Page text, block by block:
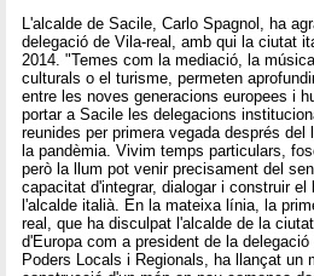
L'alcalde de Sacile, Carlo Spagnol, ha
delegació de Vila-real, amb qui la ciutat
2014. "Temes com la mediació, la
culturals o el turisme, permeten
entre les noves generacions europees i
portar a Sacile les delegacions
reunides per primera vegada després
la pandèmia. Vivim temps particulars,
però la llum pot venir precisament del
capacitat d'integrar, dialogar i construir
l'alcalde italià. En la mateixa línia, la
real, que ha disculpat l'alcalde de la
d'Europa com a president de la
Poders Locals i Regionals, ha llançat un